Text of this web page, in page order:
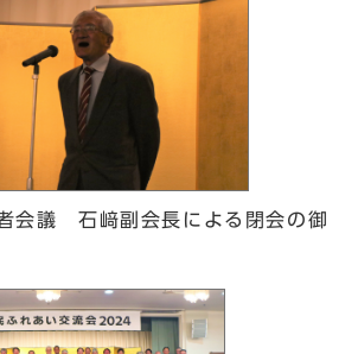
会議 石﨑副会長による閉会の御